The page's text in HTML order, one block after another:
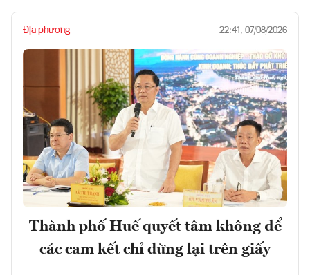
Địa phương 22:41, 07/08/2026
Thành phố Huế quyết tâm không để
các cam kết chỉ dừng lại trên giấy